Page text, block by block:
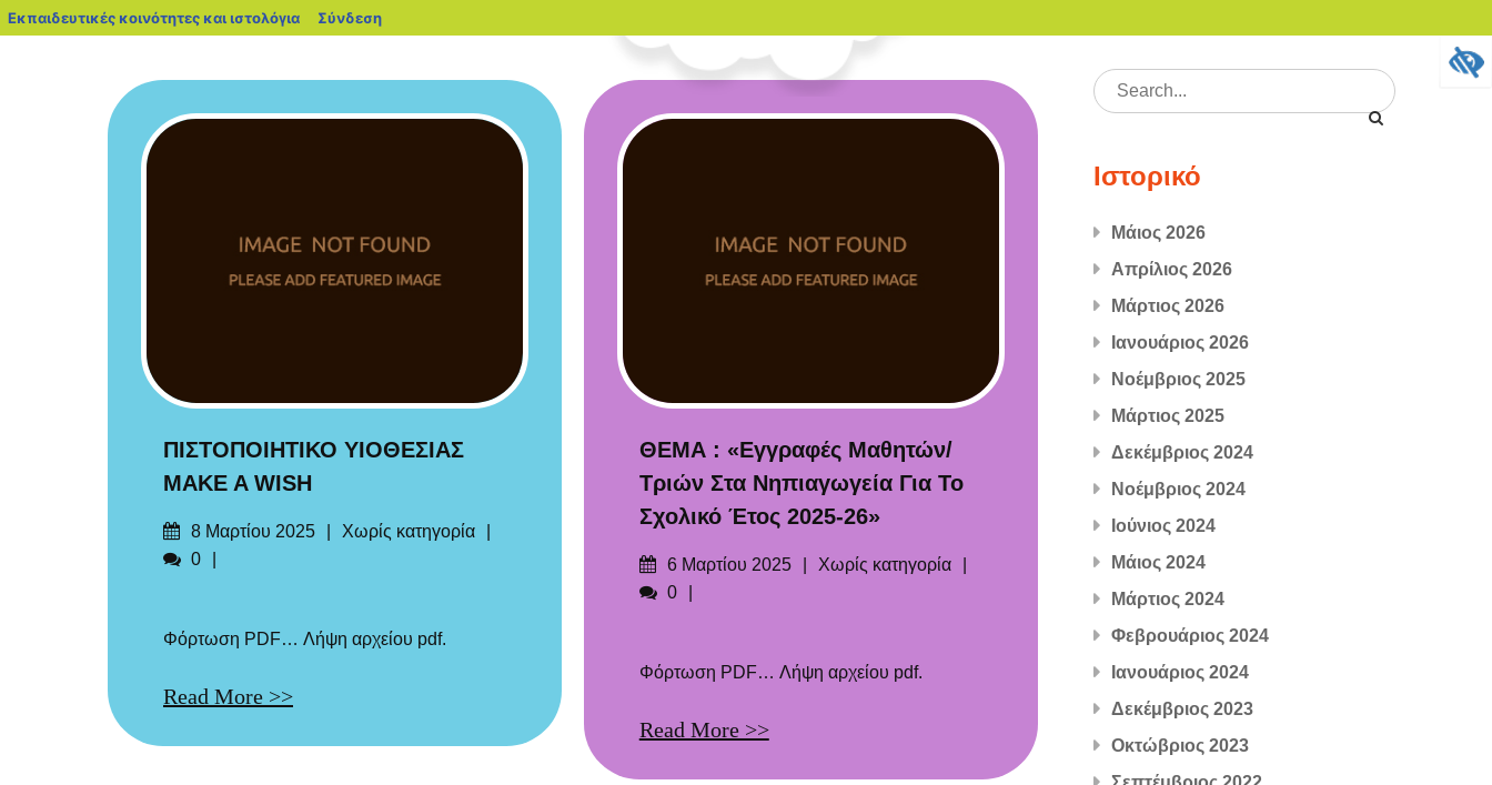
Εκπαιδευτικές κοινότητες και ιστολόγια blogs.sch.gr
Σύνδεση
ΠΙΣΤΟΠΟΙΗΤΙΚΟ ΥΙΟΘΕΣΙΑΣ
MAKE A WISH
Δημοσιεύτηκε
στις
8 Μαρτίου 2025 Categories
Χωρίς κατηγορία
Σχόλια
0
Φόρτωση PDF… Λήψη αρχείου pdf.
Read More >>
ΘΕΜΑ : «Εγγραφές Μαθητών/
Τριών Στα Νηπιαγωγεία Για Το
Σχολικό Έτος 2025-26»
Δημοσιεύτηκε
στις
6 Μαρτίου 2025 Categories
Χωρίς κατηγορία
Σχόλια
0
Φόρτωση PDF… Λήψη αρχείου pdf.
Read More >>
Search
for:
Ιστορικό
Μάιος 2026
Απρίλιος 2026
Μάρτιος 2026
Ιανουάριος 2026
Νοέμβριος 2025
Μάρτιος 2025
Δεκέμβριος 2024
Νοέμβριος 2024
Ιούνιος 2024
Μάιος 2024
Μάρτιος 2024
Φεβρουάριος 2024
Ιανουάριος 2024
Δεκέμβριος 2023
Οκτώβριος 2023